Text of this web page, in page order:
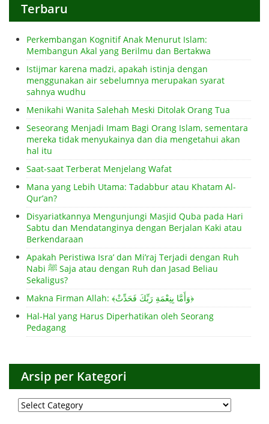
Terbaru
Perkembangan Kognitif Anak Menurut Islam:
Membangun Akal yang Berilmu dan Bertakwa
Istijmar karena madzi, apakah istinja dengan
menggunakan air sebelumnya merupakan syarat
sahnya wudhu
Menikahi Wanita Salehah Meski Ditolak Orang Tua
Seseorang Menjadi Imam Bagi Orang Islam, sementara
mereka tidak menyukainya dan dia mengetahui akan
hal itu
Saat-saat Terberat Menjelang Wafat
Mana yang Lebih Utama: Tadabbur atau Khatam Al-
Qur’an?
Disyariatkannya Mengunjungi Masjid Quba pada Hari
Sabtu dan Mendatanginya dengan Berjalan Kaki atau
Berkendaraan
Apakah Peristiwa Isra’ dan Mi’raj Terjadi dengan Ruh
Nabi ﷺ Saja atau dengan Ruh dan Jasad Beliau
Sekaligus?
Makna Firman Allah: ﴾وَأَمَّا بِنِعْمَةِ رَبِّكَ فَحَدِّثْ﴿
Hal-Hal yang Harus Diperhatikan oleh Seorang
Pedagang
Arsip per Kategori
Arsip
per